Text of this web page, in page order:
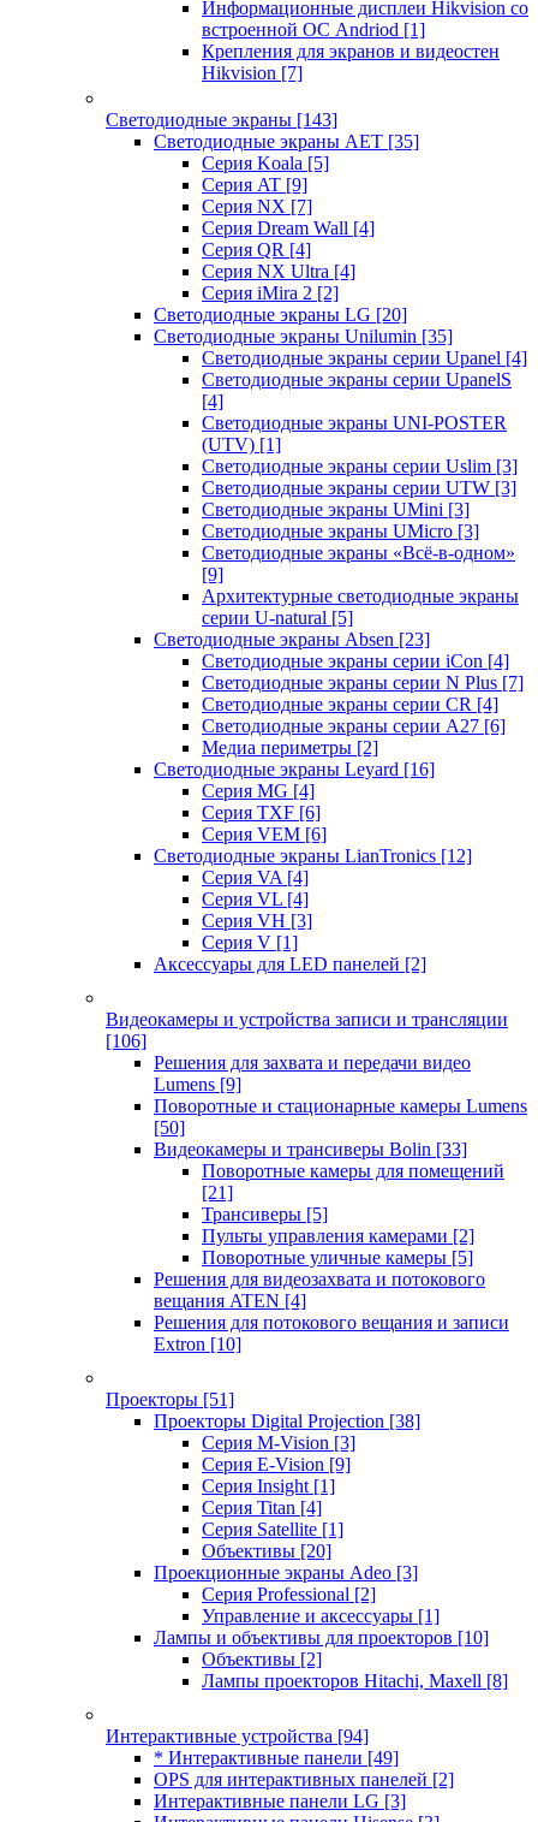
Информационные дисплеи Hikvision со
встроенной ОС Andriod [1]
Крепления для экранов и видеостен
Hikvision [7]
Светодиодные экраны [143]
Светодиодные экраны AET [35]
Cерия Koala [5]
Серия AT [9]
Серия NX [7]
Серия Dream Wall [4]
Серия QR [4]
Серия NX Ultra [4]
Серия iMira 2 [2]
Светодиодные экраны LG [20]
Светодиодные экраны Unilumin [35]
Светодиодные экраны серии Upanel [4]
Светодиодные экраны серии UpanelS
[4]
Светодиодные экраны UNI-POSTER
(UTV) [1]
Светодиодные экраны серии Uslim [3]
Светодиодные экраны серии UTW [3]
Светодиодные экраны UMini [3]
Светодиодные экраны UMicro [3]
Светодиодные экраны «Всё-в-одном»
[9]
Архитектурные светодиодные экраны
серии U-natural [5]
Светодиодные экраны Absen [23]
Светодиодные экраны серии iCon [4]
Светодиодные экраны серии N Plus [7]
Светодиодные экраны серии CR [4]
Светодиодные экраны серии А27 [6]
Медиа периметры [2]
Светодиодные экраны Leyard [16]
Серия MG [4]
Серия TXF [6]
Серия VEM [6]
Светодиодные экраны LianTronics [12]
Серия VA [4]
Серия VL [4]
Серия VH [3]
Серия V [1]
Аксессуары для LED панелей [2]
Видеокамеры и устройства записи и трансляции
[106]
Решения для захвата и передачи видео
Lumens [9]
Поворотные и стационарные камеры Lumens
[50]
Видеокамеры и трансиверы Bolin [33]
Поворотные камеры для помещений
[21]
Трансиверы [5]
Пульты управления камерами [2]
Поворотные уличные камеры [5]
Решения для видеозахвата и потокового
вещания ATEN [4]
Решения для потокового вещания и записи
Extron [10]
Проекторы [51]
Проекторы Digital Projection [38]
Серия M-Vision [3]
Серия E-Vision [9]
Серия Insight [1]
Серия Titan [4]
Серия Satellite [1]
Объективы [20]
Проекционные экраны Adeo [3]
Серия Professional [2]
Управление и аксессуары [1]
Лампы и объективы для проекторов [10]
Объективы [2]
Лампы проекторов Hitachi, Maxell [8]
Интерактивные устройства [94]
* Интерактивные панели [49]
OPS для интерактивных панелей [2]
Интерактивные панели LG [3]